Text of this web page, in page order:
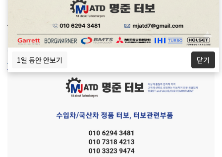
터보관련문의: 010 6294 3481
정품신품터보와 터보엑츄에이터 판매합니다.
중국산터보, 모조터보, 중고터보는 취급하지 않습니다.
1일 동안 안보기 닫기